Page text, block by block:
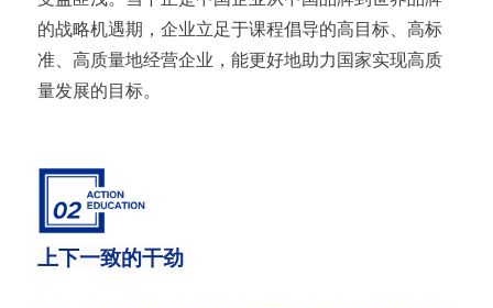
的战略机遇期，企业立足于课程倡导的高目标、高标
准、高质量地经营企业，能更好地助力国家实现高质
量发展的目标。
上下一致的干劲